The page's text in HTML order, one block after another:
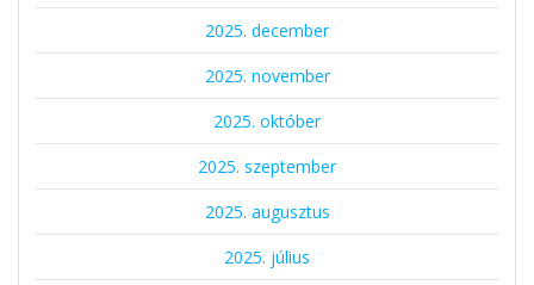
2025. december
2025. november
2025. október
2025. szeptember
2025. augusztus
2025. július